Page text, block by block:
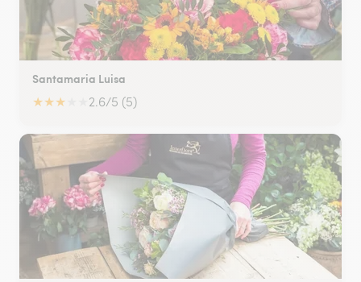
Santamaria Luisa
★★★ 2.6/5 (5)